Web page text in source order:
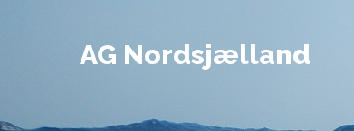
AG Nordsjælland